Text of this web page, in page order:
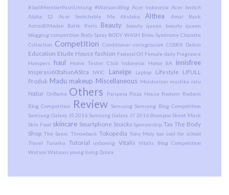
#JadiMemberPastiUntung #WatsonsBlog Acer Indonesia Acer Switch
Alpha 12
Acer Switchable Me Akulaku Althea
Amar Bank
Astra60Medan
Batik Keris Beauty beauty queen
beauty queen
blogging competition Body Spray BODY WASH Brow Syndrome Clozette
Collection Competition Conditioner coringco.com COSRX Daikin
Education Etude House fashion Federal Oil Female daily Fragrance
Hampers
haul Home Tester Club Indonesia Honor 8A innisfree
Inspirasi60tahunAStra IWIC Laneige Laptop Lifestyle
LIFULL
Produk Madu makeup Miscellaneous Moisturizer mustika ratu
Natur Oriflame Others Peripera Pizza House Redwin Redwin
Blog Competition
Review Samsung Samsung Blog Competition
Samsung Galaxy J5 2016 Samsung Galaxy J7 2016 Shampoo Sheet Mask
Skin Food skincare Smartphone Snacks Sponsorship Tax The Body
Shop The Saem Throwback Tokopedia Tony Moly too cool for school
Travel
Tunaiku Tutorial unboxing Vitalis Vitalis Blog Competition
Watson Watsonsyoung living Zalora